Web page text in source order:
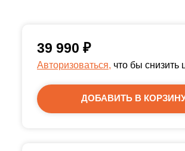
39 990 ₽
Авторизоваться, что бы снизить
ДОБАВИТЬ В